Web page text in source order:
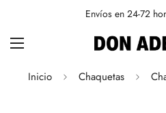
Envíos en 24-72
Inicio Chaquetas